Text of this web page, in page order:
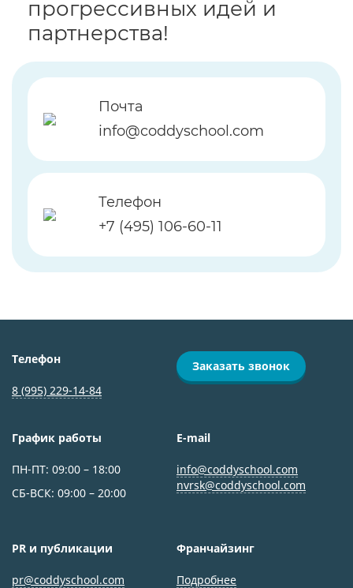
Почта
info@coddyschool.com
Телефон
+7 (495) 106-60-11
прогрессивных идей и
партнерства!
Телефон
8 (995) 229-14-84
Заказать звонок
График работы
ПН-ПТ: 09:00 – 18:00
СБ-ВСК: 09:00 – 20:00
E-mail
info@coddyschool.com
nvrsk@coddyschool.com
PR и публикации
pr@coddyschool.com
Франчайзинг
Подробнее